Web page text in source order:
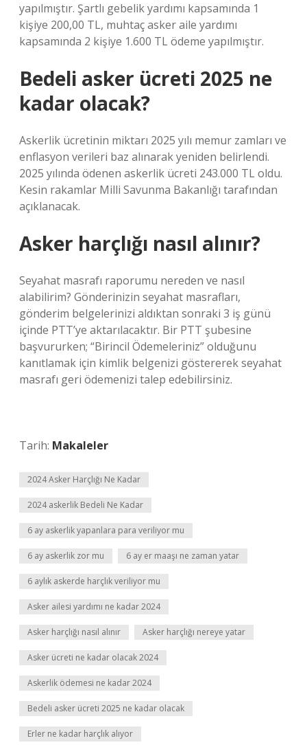
yapılmıştır. Şartlı gebelik yardımı kapsamında 1
kişiye 200,00 TL, muhtaç asker aile yardımı
kapsamında 2 kişiye 1.600 TL ödeme yapılmıştır.
Bedeli asker ücreti 2025 ne
kadar olacak?
Askerlik ücretinin miktarı 2025 yılı memur zamları ve
enflasyon verileri baz alınarak yeniden belirlendi.
2025 yılında ödenen askerlik ücreti 243.000 TL oldu.
Kesin rakamlar Milli Savunma Bakanlığı tarafından
açıklanacak.
Asker harçlığı nasıl alınır?
Seyahat masrafı raporumu nereden ve nasıl
alabilirim? Gönderinizin seyahat masrafları,
gönderim belgelerinizi aldıktan sonraki 3 iş günü
içinde PTT’ye aktarılacaktır. Bir PTT şubesine
başvururken; “Birincil Ödemeleriniz” olduğunu
kanıtlamak için kimlik belgenizi göstererek seyahat
masrafı geri ödemenizi talep edebilirsiniz.
Tarih: Makaleler
2024 Asker Harçlığı Ne Kadar
2024 askerlik Bedeli Ne Kadar
6 ay askerlik yapanlara para veriliyor mu
6 ay askerlik zor mu 6 ay er maaşı ne zaman yatar
6 aylık askerde harçlık veriliyor mu
Asker ailesi yardımı ne kadar 2024
Asker harçlığı nasıl alınır Asker harçlığı nereye yatar
Asker ücreti ne kadar olacak 2024
Askerlik ödemesi ne kadar 2024
Bedeli asker ücreti 2025 ne kadar olacak
Erler ne kadar harçlık alıyor